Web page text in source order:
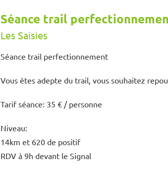
Séance trail
Les Saisies
Séance trail perfectionnement
Vous êtes adepte du trail, vous souhaitez
Tarif séance: 35 € / personne
Niveau:
14km et 620 de positif
RDV à 9h devant le Signal